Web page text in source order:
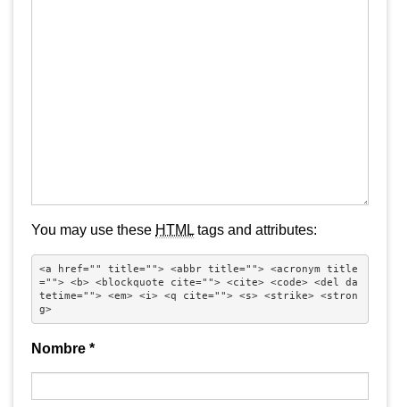
You may use these HTML tags and attributes:
<a href="" title=""> <abbr title=""> <acronym title
=""> <b> <blockquote cite=""> <cite> <code> <del da
tetime=""> <em> <i> <q cite=""> <s> <strike> <stron
g>
Nombre *